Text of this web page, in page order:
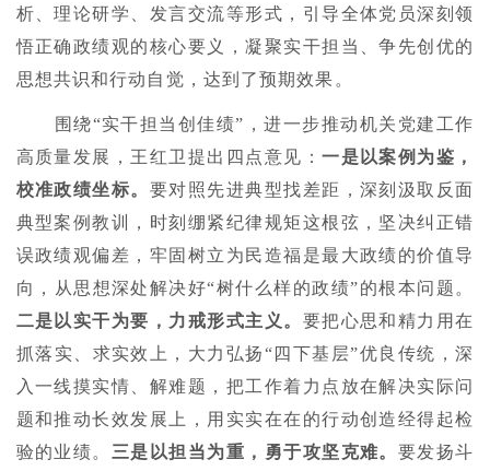
析、理论研学、发言交流等形式，引导全体党员深刻领
悟正确政绩观的核心要义，凝聚实干担当、争先创优的
思想共识和行动自觉，达到了预期效果。
围绕“实干担当创佳绩”，进一步推动机关党建工作
高质量发展，王红卫提出四点意见：一是以案例为鉴，
校准政绩坐标。 要对照先进典型找差距，深刻汲取反面
典型案例教训，时刻绷紧纪律规矩这根弦，坚决纠正错
误政绩观偏差，牢固树立为民造福是最大政绩的价值导
向，从思想深处解决好“树什么样的政绩”的根本问题。
二是以实干为要，力戒形式主义。 要把心思和精力用在
抓落实、求实效上，大力弘扬“四下基层”优良传统，深
入一线摸实情、解难题，把工作着力点放在解决实际问
题和推动长效发展上，用实实在在的行动创造经得起检
验的业绩。 三是以担当为重，勇于攻坚克难。 要发扬斗